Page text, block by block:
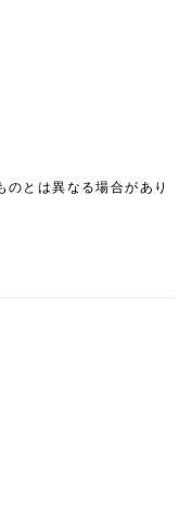
とは異なる場合があり